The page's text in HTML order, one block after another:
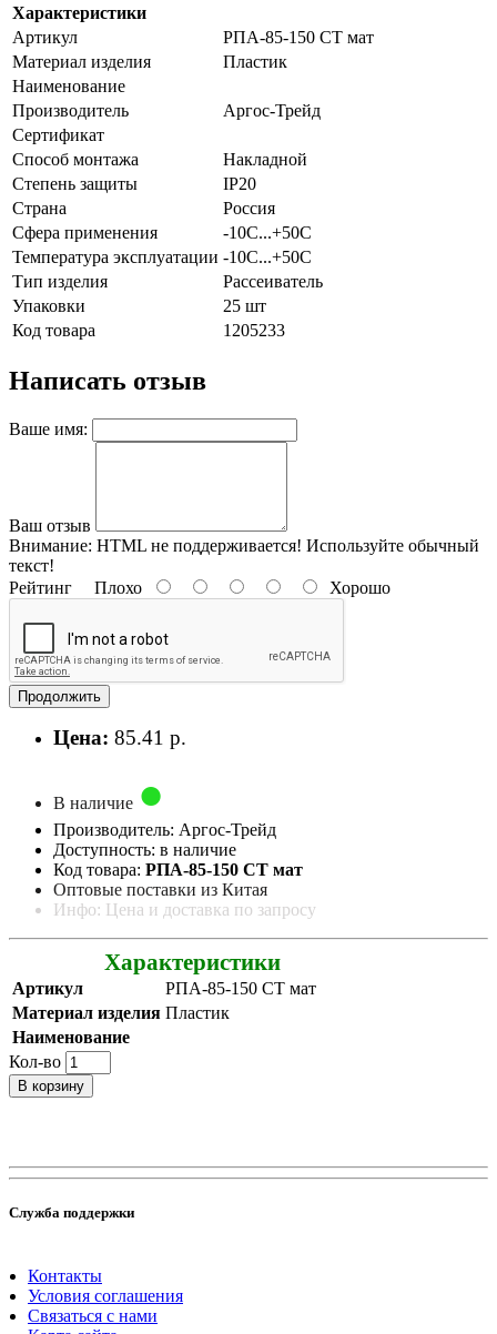
Характеристики
Артикул
РПА-85-150 СТ мат
Материал изделия
Пластик
Наименование
Производитель
Аргос-Трейд
Сертификат
Способ монтажа
Накладной
Степень защиты
IP20
Страна
Россия
Сфера применения
-10C...+50C
Температура эксплуатации -10C...+50C
Тип изделия
Рассеиватель
Упаковки
25 шт
Код товара
1205233
Написать отзыв
Ваше имя:
Ваш отзыв
Внимание: HTML не поддерживается! Используйте обычный
текст!
Рейтинг Плохо Хорошо
Продолжить
Цена: 85.41 р.
В наличие
Производитель: Аргос-Трейд
Доступность: в наличие
Код товара: РПА-85-150 СТ мат
Оптовые поставки из Китая
Инфо: Цена и доставка по запросу
Характеристики
Артикул
РПА-85-150 СТ мат
Материал изделия Пластик
Наименование
Кол-во
В корзину
Служба поддержки
Контакты
Условия соглашения
Связаться с нами